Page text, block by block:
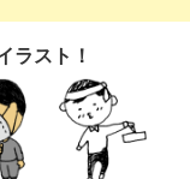
ラスト！